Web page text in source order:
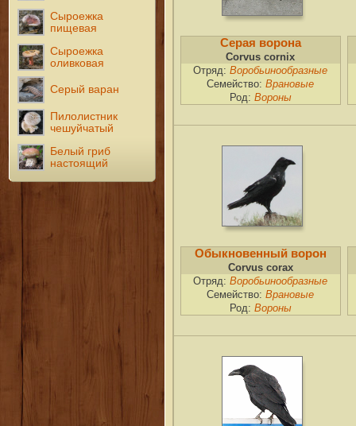
Сыроежка
пищевая
Сыроежка
оливковая
Серый варан
Пилолистник
чешуйчатый
Белый гриб
настоящий
Серая ворона
Corvus cornix
Отряд:Воробьинообразные
Семейство:Врановые
Род: Вороны
Обыкновенный ворон
Corvus corax
Отряд:Воробьинообразные
Семейство:Врановые
Род: Вороны